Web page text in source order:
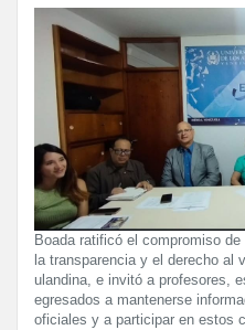
Boada ratificó el compromiso
la transparencia y el derecho al
ulandina, e invitó a profesores,
egresados a mantenerse
oficiales y a participar en estos